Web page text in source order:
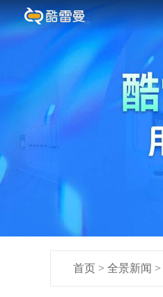
首页 > 全景新闻 >